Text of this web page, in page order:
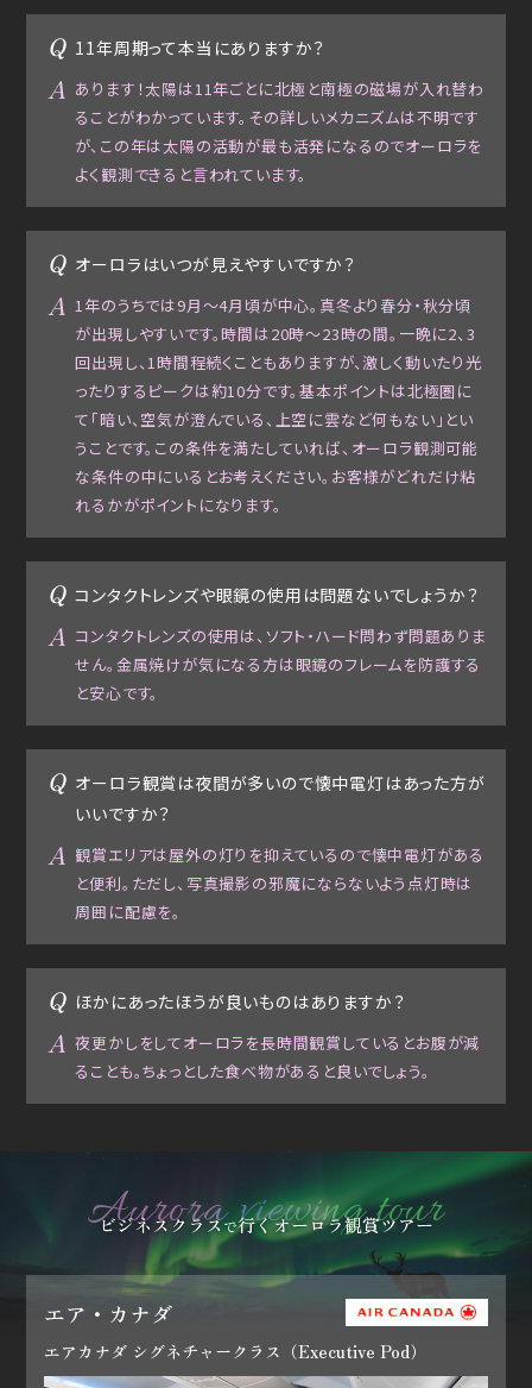
11年周期って本当にありますか？
あります！太陽は11年ごとに北極と南極の磁場が入れ替わ
ることがわかっています。その詳しいメカニズムは不明です
が、この年は太陽の活動が最も活発になるのでオーロラを
よく観測できると言われています。
オーロラはいつが見えやすいですか？
1年のうちでは9月～4月頃が中心。真冬より春分・秋分頃
が出現しやすいです。時間は20時～23時の間。一晩に2、3
回出現し、1時間程続くこともありますが、激しく動いたり光
ったりするピークは約10分です。基本ポイントは北極圏に
て「暗い、空気が澄んでいる、上空に雲など何もない」とい
うことです。この条件を満たしていれば、オーロラ観測可能
な条件の中にいるとお考えください。お客様がどれだけ粘
れるかがポイントになります。
コンタクトレンズや眼鏡の使用は問題ないでしょうか？
コンタクトレンズの使用は、ソフト・ハード問わず問題ありま
せん。金属焼けが気になる方は眼鏡のフレームを防護する
と安心です。
オーロラ観賞は夜間が多いので懐中電灯はあった方が
いいですか？
観賞エリアは屋外の灯りを抑えているので懐中電灯がある
と便利。ただし、写真撮影の邪魔にならないよう点灯時は
周囲に配慮を。
ほかにあったほうが良いものはありますか？
夜更かしをしてオーロラを長時間観賞しているとお腹が減
ることも。ちょっとした食べ物があると良いでしょう。
Aurora viewing tour
ビジネスクラスで行くオーロラ観賞ツアー
エア・カナダ
エアカナダ シグネチャークラス（Executive Pod）